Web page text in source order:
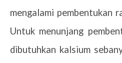
mengalami pembentukan
Untuk menunjang
dibutuhkan kalsium